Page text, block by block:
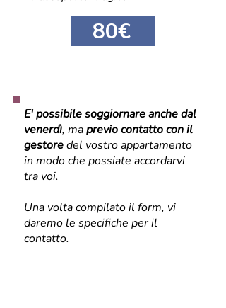
80€
E' possibile soggiornare anche dal
venerdì, maprevio contatto con il
gestoredel vostro appartamento
in modo che possiate accordarvi
tra voi.
Una volta compilato il form, vi
daremo le specifiche per il
contatto.